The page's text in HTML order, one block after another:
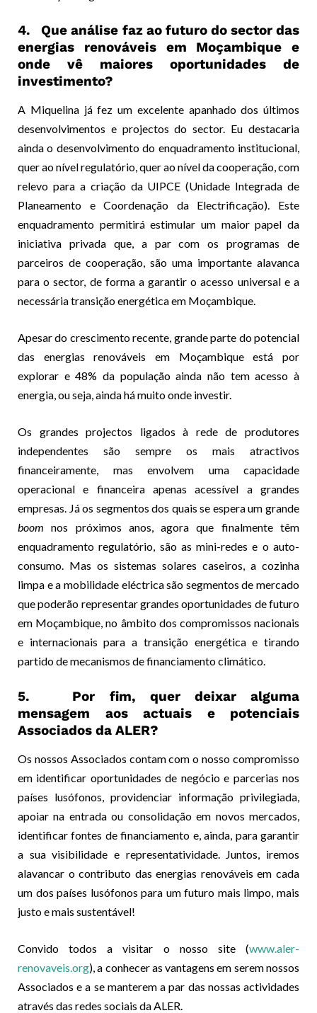
4. Que análise faz ao futuro do sector das
energias renováveis em Moçambique e
onde vê maiores oportunidades de
investimento?
A Miquelina já fez um excelente apanhado dos últimos
desenvolvimentos e projectos do sector. Eu destacaria
ainda o desenvolvimento do enquadramento institucional,
quer ao nível regulatório, quer ao nível da cooperação, com
relevo para a criação da UIPCE (Unidade Integrada de
Planeamento e Coordenação da Electrificação). Este
enquadramento permitirá estimular um maior papel da
iniciativa privada que, a par com os programas de
parceiros de cooperação, são uma importante alavanca
para o sector, de forma a garantir o acesso universal e a
necessária transição energética em Moçambique.
Apesar do crescimento recente, grande parte do potencial
das energias renováveis em Moçambique está por
explorar e 48% da população ainda não tem acesso à
energia, ou seja, ainda há muito onde investir.
Os grandes projectos ligados à rede de produtores
independentes são sempre os mais atractivos
financeiramente, mas envolvem uma capacidade
operacional e financeira apenas acessível a grandes
empresas. Já os segmentos dos quais se espera um grande
boom nos próximos anos, agora que finalmente têm
enquadramento regulatório, são as mini-redes e o auto-
consumo. Mas os sistemas solares caseiros, a cozinha
limpa e a mobilidade eléctrica são segmentos de mercado
que poderão representar grandes oportunidades de futuro
em Moçambique, no âmbito dos compromissos nacionais
e internacionais para a transição energética e tirando
partido de mecanismos de financiamento climático.
5. Por fim, quer deixar alguma
mensagem aos actuais e potenciais
Associados da ALER?
Os nossos Associados contam com o nosso compromisso
em identificar oportunidades de negócio e parcerias nos
países lusófonos, providenciar informação privilegiada,
apoiar na entrada ou consolidação em novos mercados,
identificar fontes de financiamento e, ainda, para garantir
a sua visibilidade e representatividade. Juntos, iremos
alavancar o contributo das energias renováveis em cada
um dos países lusófonos para um futuro mais limpo, mais
justo e mais sustentável!
Convido todos a visitar o nosso site (www.aler-
renovaveis.org), a conhecer as vantagens em serem nossos
Associados e a se manterem a par das nossas actividades
através das redes sociais da ALER.